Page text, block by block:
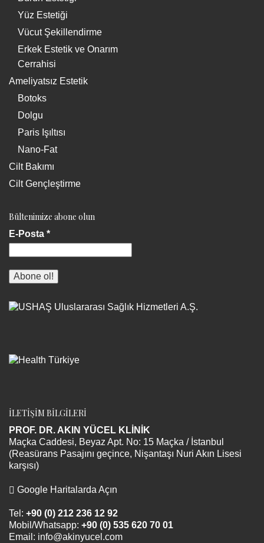
Yüz Estetiği
Vücut Şekillendirme
Erkek Estetik ve Onarım
Cerrahisi
Ameliyatsız Estetik
Botoks
Dolgu
Paris Işıltısı
Nano-Fat
Cilt Bakımı
Cilt Gençleştirme
Bültenimize abone olun
E-Posta *
İLETİŞİM BİLGİLERİ
PROF. DR. AKIN YÜCEL KLİNİK
Maçka Caddesi, Beyaz Apt. No: 15 Maçka / İstanbul
(Reasürans Pasajını geçince, Nişantaşı Nuri Akın Lisesi
karşısı)
Google Haritalarda Açın
Tel: +90 (0) 212 236 12 92
Mobil/Whatsapp: +90 (0) 535 620 70 01
Email: info@akinyucel.com